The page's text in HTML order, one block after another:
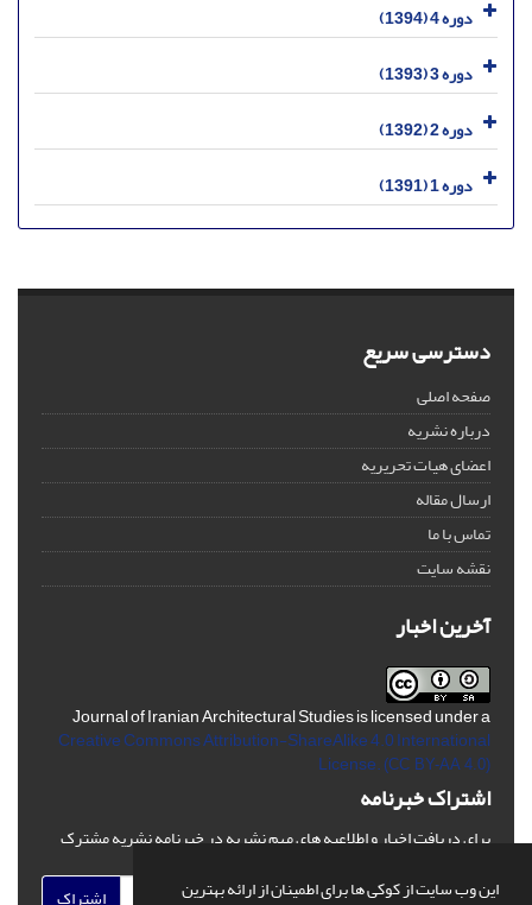
این وب سایت از کوکی ها برای اطمینان از ارائه بهترین
دوره 4 (1394)
دوره 3 (1393)
دوره 2 (1392)
دوره 1 (1391)
دسترسی سریع
صفحه اصلی
درباره نشریه
اعضای هیات تحریریه
ارسال مقاله
تماس با ما
نقشه سایت
آخرین اخبار
Journal of Iranian Architectural Studies is licensed under a
Creative Commons Attribution-ShareAlike 4.0 International
License. (CC BY-AA 4.0)
اشتراک خبرنامه
برای دریافت اخبار و اطلاعیه های مهم نشریه در خبرنامه نشریه مشترک